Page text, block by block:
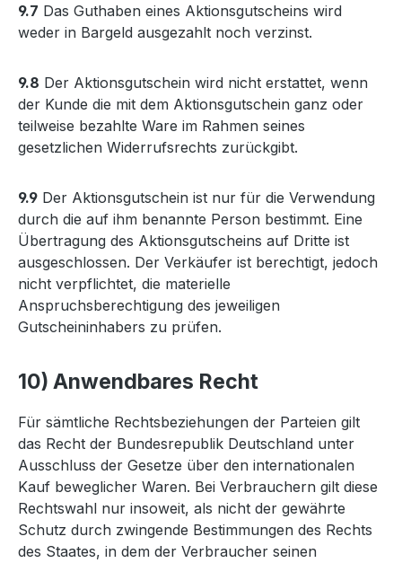
9.7 Das Guthaben eines Aktionsgutscheins wird
weder in Bargeld ausgezahlt noch verzinst.
9.8 Der Aktionsgutschein wird nicht erstattet, wenn
der Kunde die mit dem Aktionsgutschein ganz oder
teilweise bezahlte Ware im Rahmen seines
gesetzlichen Widerrufsrechts zurückgibt.
9.9 Der Aktionsgutschein ist nur für die Verwendung
durch die auf ihm benannte Person bestimmt. Eine
Übertragung des Aktionsgutscheins auf Dritte ist
ausgeschlossen. Der Verkäufer ist berechtigt, jedoch
nicht verpflichtet, die materielle
Anspruchsberechtigung des jeweiligen
Gutscheininhabers zu prüfen.
10) Anwendbares Recht
Für sämtliche Rechtsbeziehungen der Parteien gilt
das Recht der Bundesrepublik Deutschland unter
Ausschluss der Gesetze über den internationalen
Kauf beweglicher Waren. Bei Verbrauchern gilt diese
Rechtswahl nur insoweit, als nicht der gewährte
Schutz durch zwingende Bestimmungen des Rechts
des Staates, in dem der Verbraucher seinen